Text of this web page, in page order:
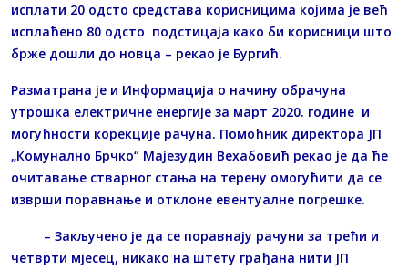
исплати 20 одсто средстава корисницима којима је већ
исплаћено 80 одсто подстицаја како би корисници што
брже дошли до новца – рекао је Бургић.
Разматрана је и Информација о начину обрачуна
утрошка електричне енергије за март 2020. године и
могућности корекције рачуна. Помоћник директора ЈП
„Комунално Брчко“ Мајезудин Вехабовић рекао је да ће
очитавање стварног стања на терену омогућити да се
изврши поравнање и отклоне евентуалне погрешке.
– Закључено је да се поравнају рачуни за трећи и
четврти мјесец, никако на штету грађана нити ЈП